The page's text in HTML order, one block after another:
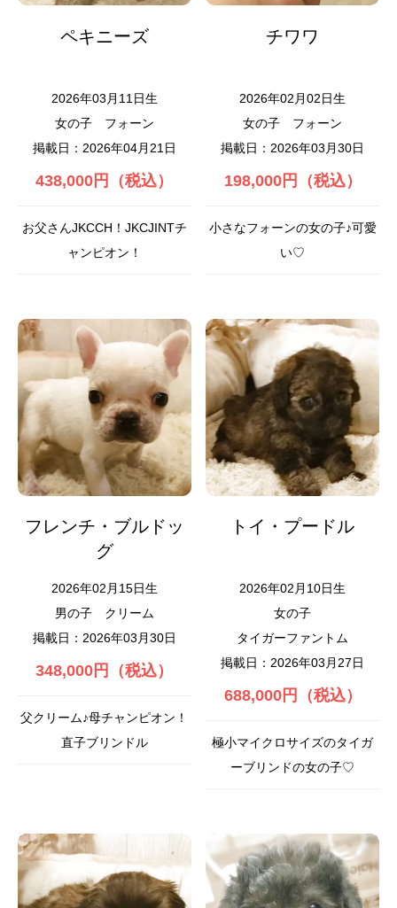
ペキニーズ
2026年03月11日生
女の子
フォーン
掲載日：2026年04月21日
438,000円（税込）
お父さんJKCCH！JKCJINTチ
ャンピオン！
チワワ
2026年02月02日生
女の子
フォーン
掲載日：2026年03月30日
198,000円（税込）
小さなフォーンの女の子♪可愛
い♡
フレンチ・ブルドッ
グ
2026年02月15日生
男の子
クリーム
掲載日：2026年03月30日
348,000円（税込）
父クリーム♪母チャンピオン！
直子ブリンドル
トイ・プードル
2026年02月10日生
女の子
タイガーファントム
掲載日：2026年03月27日
688,000円（税込）
極小マイクロサイズのタイガ
ーブリンドの女の子♡